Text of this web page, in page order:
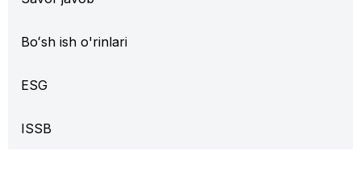
Boʻsh ish o'rinlari
ESG
ISSB